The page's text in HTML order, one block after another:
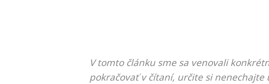
V tomto článku sme sa venovali
pokračovať v čítaní, určite si nenechajte